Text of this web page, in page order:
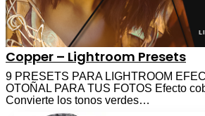
Copper – Lightroom Presets
9 PRESETS PARA LIGHTROOM
OTOÑAL PARA TUS FOTOS Efecto
Convierte los tonos verdes…